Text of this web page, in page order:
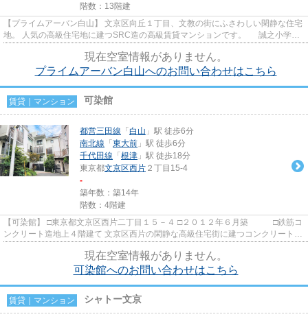
階数：13階建
【プライムアーバン白山】 文京区向丘１丁目、文教の街にふさわしい閑静な住宅
地。 人気の高級住宅地に建つSRC造の高級賃貸マンションです。 誠之小学校
現在空室情報がありません。
プライムアーバン白山へのお問い合わせはこちら
賃貸｜マンション 可染館
都営三田線 「 白山 」駅 徒歩6分
南北線 「 東大前 」駅 徒歩6分
千代田線 「 根津 」駅 徒歩18分
東京都文京区西片 ２丁目15-4
-
築年数：築14年
階数：4階建
【可染館】 □東京都文京区西片二丁目１５－４ □２０１２年６月築 □鉄筋コ
ンクリート造地上４階建て 文京区西片の閑静な高級住宅街に建つコンクリートと
現在空室情報がありません。
可染館へのお問い合わせはこちら
賃貸｜マンション シャトー文京